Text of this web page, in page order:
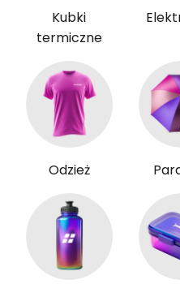
Kubki
termiczne
Odzież